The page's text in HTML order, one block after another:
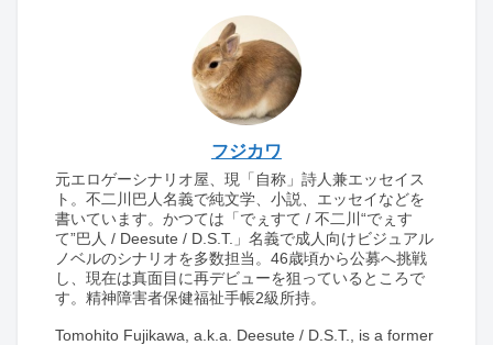
フジカワ
元エロゲーシナリオ屋、現「自称」詩人兼エッセイス
ト。不二川巴人名義で純文学、小説、エッセイなどを
書いています。かつては「でぇすて / 不二川“でぇす
て”巴人 / Deesute / D.S.T.」名義で成人向けビジュアル
ノベルのシナリオを多数担当。46歳頃から公募へ挑戦
し、現在は真面目に再デビューを狙っているところで
す。精神障害者保健福祉手帳2級所持。
Tomohito Fujikawa, a.k.a. Deesute / D.S.T., is a former